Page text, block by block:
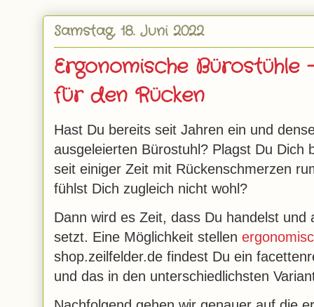
Samstag, 18. Juni 2022
Ergonomische Bürostühle
für den Rücken
Hast Du bereits seit Jahren ein und
ausgeleierten Bürostuhl? Plagst Du Dich
seit einiger Zeit mit Rückenschmerzen
fühlst Dich zugleich nicht wohl?
Dann wird es Zeit, dass Du handelst und
setzt. Eine Möglichkeit stellen
shop.zeilfelder.de findest Du ein
und das in den unterschiedlichsten